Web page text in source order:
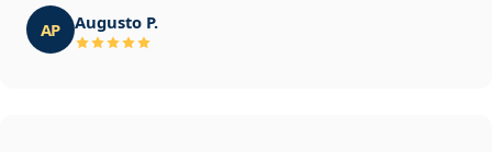
AP Augusto P.